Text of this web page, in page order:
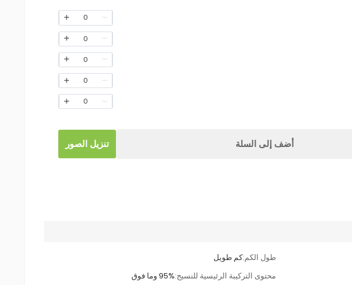
0
0
0
0
0
أضف إلى السلة تنزيل الصور
طول الكم:كم طويل
محتوى التركيبة الرئيسية للنسيج:95% وما فوق